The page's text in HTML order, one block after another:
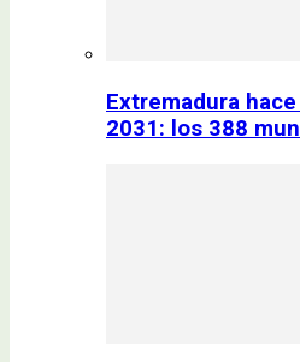
Extremadura
2031: los 388